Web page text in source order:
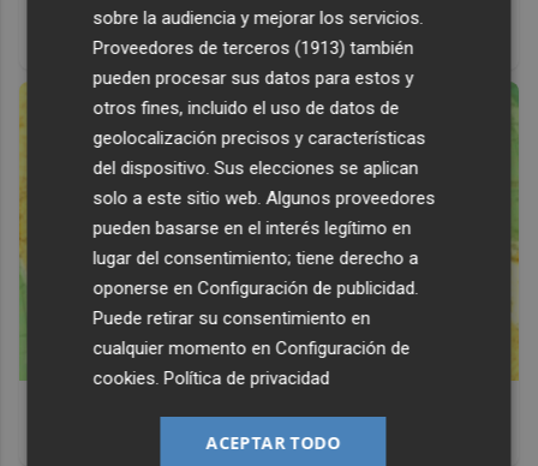
Un verdadero MMORPG de la vieja escuela ¡Cómo los de
antes, pero mejor!
Los pasaportes que más puertas abren ¿está el tuyo?
sobre la audiencia y mejorar los servicios.
Proveedores de terceros (1913) también
pueden procesar sus datos para estos y
otros fines, incluido el uso de datos de
geolocalización precisos y características
del dispositivo. Sus elecciones se aplican
solo a este sitio web. Algunos proveedores
pueden basarse en el interés legítimo en
lugar del consentimiento; tiene derecho a
oponerse enConfiguración de publicidad
Puede retirar su consentimiento en
cualquier momento enConfiguración de
cookies .Política de privacidad
ACEPTAR TODO